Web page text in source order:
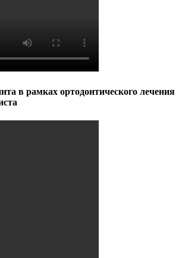
в рамках ортодонтического лечения